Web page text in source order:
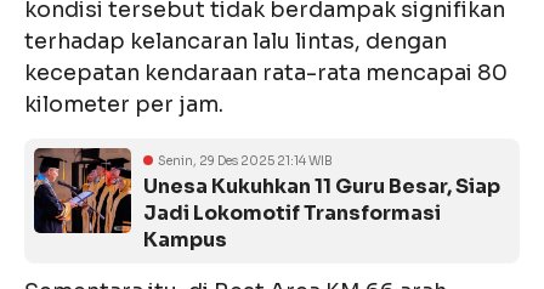
kondisi tersebut tidak berdampak signifikan
terhadap kelancaran lalu lintas, dengan
kecepatan kendaraan rata-rata mencapai 80
kilometer per jam.
Senin, 29 Des 2025 21:14 WIB
Unesa Kukuhkan 11 Guru Besar, Siap
Jadi Lokomotif Transformasi
Kampus